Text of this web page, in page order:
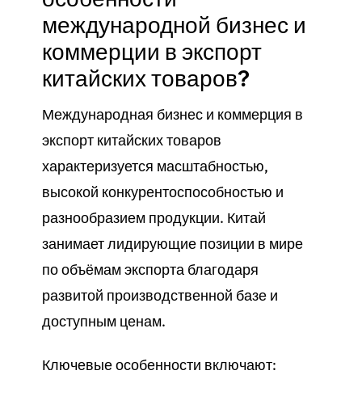
международной бизнес и
коммерции в экспорт
китайских товаров?
Международная бизнес и коммерция в
экспорт китайских товаров
характеризуется масштабностью,
высокой конкурентоспособностью и
разнообразием продукции. Китай
занимает лидирующие позиции в мире
по объёмам экспорта благодаря
развитой производственной базе и
доступным ценам.
Ключевые особенности включают: